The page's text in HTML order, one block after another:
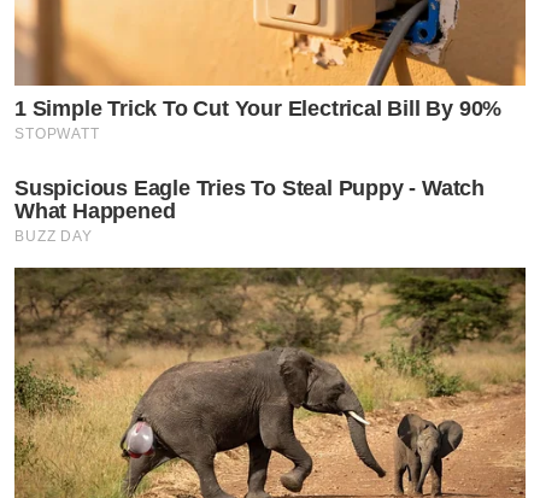
1 Simple Trick To Cut Your Electrical Bill By 90%
STOPWATT
Suspicious Eagle Tries To Steal Puppy - Watch
What Happened
BUZZ DAY